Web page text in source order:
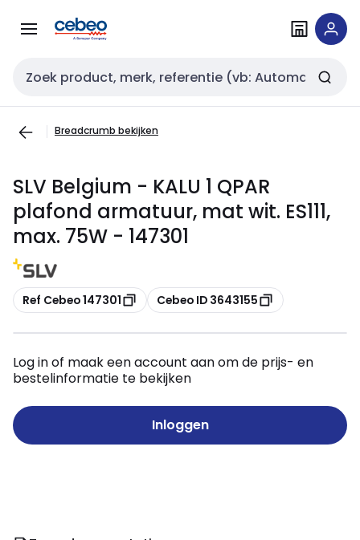
naar
naar
Zoekveld invoer
Breadcrumb bekijken
SLV Belgium - KALU 1 QPAR
plafond armatuur, mat wit. ES111,
max. 75W - 147301
Kopiëren
Ref Cebeo 147301 Kopiëren
Cebeo ID 3643155
Log in of maak een account aan om de prijs- en
bestelinformatie te bekijken
Inloggen